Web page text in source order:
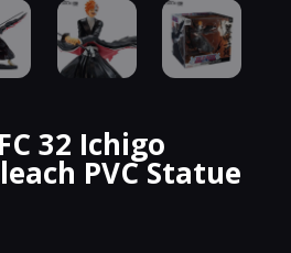
32 Ichigo
PVC Statue